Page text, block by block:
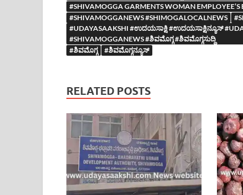
#SHIVAMOGGA GARMENTS WOMAN
#SHIVAMOGGANEWS #SHIMOGALOCALNEWS
#UDAYASAAKSHI #ಉದಯಸಾಕ್ಷಿ #ಉದಯಸಾಕ್ಷಿನ್ಯೂಸ್
#SHIVAMOGGANEWS #ಶಿವಮೊಗ್ಗ #ಶಿವಮೊಗ್ಗಸುದ್ದಿ
#ಶಿವಮೊಗ್ಗ
#ಶಿವಮೊಗ್ಗನ್ಯೂಸ್
RELATED POSTS